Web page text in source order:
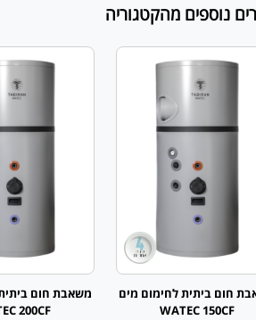
נוספים מהקטגוריה
חום ביתית לחימום מים
WATEC 150CF
משאבת חום
200CF